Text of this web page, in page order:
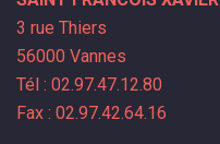
3 rue Thiers
56000 Vannes
Tél : 02.97.47.12.80
Fax : 02.97.42.64.16